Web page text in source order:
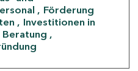
Förderung
Investitionen in
Beratung